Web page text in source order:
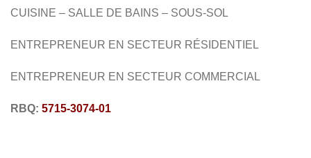
CUISINE – SALLE DE BAINS – SOUS-SOL
ENTREPRENEUR EN SECTEUR RÉSIDENTIEL
ENTREPRENEUR EN SECTEUR COMMERCIAL
RBQ: 5715-3074-01